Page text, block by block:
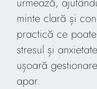
minte clară și
practică ce
stresul și
ușoară
apar.